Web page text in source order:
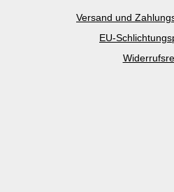
Versand und
EU-